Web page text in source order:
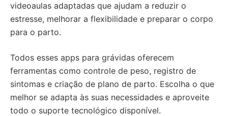
videoaulas adaptadas que ajudam a reduzir o
estresse, melhorar a flexibilidade e preparar o corpo
para o parto.
Todos esses apps para grávidas oferecem
ferramentas como controle de peso, registro de
sintomas e criação de plano de parto. Escolha o que
melhor se adapta às suas necessidades e aproveite
todo o suporte tecnológico disponível.